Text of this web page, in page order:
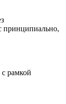
принципиально,
рамкой